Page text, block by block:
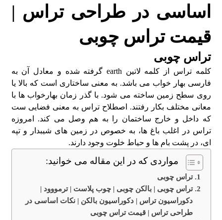
اساسی در طراحی تراس |
قیمت تراس چوبی
تراس چوبی
کلمه تراس از کلمه لاتین earth گرفته شده و معادل آن به
فارسی بهار خواب می باشد. به معنی ساختاری است که بالا یا
روی سطح زمین ساخته می شود. با گذر زمان بهارخواب ها با
معانی مختلف بکار رفتند. اصطلاح تراس به معنی فضایی ست
که داخل و خارج ساختمان را به هم وصل می کند. امروزه
تراس در اغلب باغ ها، به خصوص در زمین های شیبدار و تپه
ای، در پشت بام ها و حیاط خلوت وجود دارند.
مواردی که در این مقاله می خوانید:
تراس چوبی
تراس چوبی | بالکن چوبی | چوب پلاست | ترمووود |
دکوراسیون تراس | دکوراسیون بالکن | نکات اساسی در
طراحی تراس | قیمت تراس چوبی